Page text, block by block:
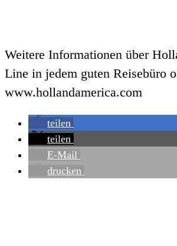
Weitere Informationen über
Line in jedem guten Reisebüro
www.hollandamerica.com
teilen
teilen
E-Mail
drucken